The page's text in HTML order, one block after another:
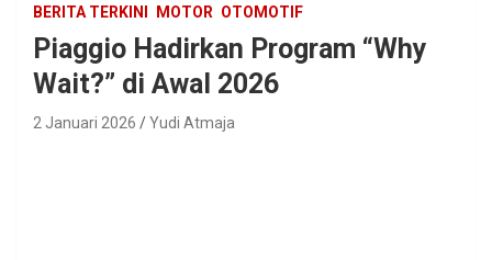
BERITA TERKINI MOTOR OTOMOTIF
Piaggio Hadirkan Program “Why
Wait?” di Awal 2026
2 Januari 2026 Yudi Atmaja